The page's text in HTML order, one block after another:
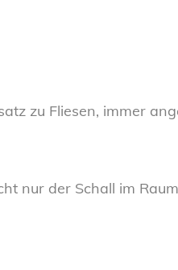
zu Fliesen, immer
nur der Schall im